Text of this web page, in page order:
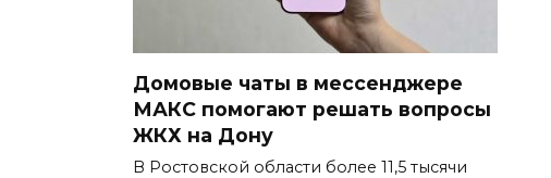
Домовые чаты в мессенджере
МАКС помогают решать вопросы
ЖКХ на Дону
В Ростовской области более 11,5 тысячи